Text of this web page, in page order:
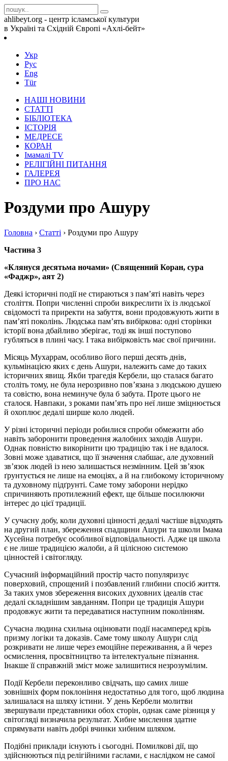
ahlibeyt.org - центр ісламської культури
в Україні та Східній Європі «Ахлі-бейт»
Укр
Рус
Eng
Tür
НАШІ НОВИНИ
СТАТТІ
БІБЛІОТЕКА
ІСТОРІЯ
МЕДРЕСЕ
КОРАН
Iмамалi TV
РЕЛІГІЙНІ ПИТАННЯ
ГАЛЕРЕЯ
ПРО НАС
Роздуми про Ашуру
Головна › Статті › Роздуми про Ашуру
Частина 3
«Клянуся десятьма ночами» (Священний Коран, сура
«Фаджр», аят 2)
Деякі історичні події не стираються з пам’яті навіть через
століття. Попри численні спроби викреслити їх із людської
свідомості та приректи на забуття, вони продовжують жити в
пам’яті поколінь. Людська пам’ять вибіркова: одні сторінки
історії вона дбайливо зберігає, тоді як інші поступово
губляться в плині часу. І така вибірковість має свої причини.
Місяць Мухаррам, особливо його перші десять днів,
кульмінацією яких є день Ашури, належить саме до таких
історичних явищ. Якби трагедія Кербели, що сталася багато
століть тому, не була нерозривно пов’язана з людською душею
та совістю, вона неминуче була б забута. Проте цього не
сталося. Навпаки, з роками пам’ять про неї лише зміцнюється
й охоплює дедалі ширше коло людей.
У різні історичні періоди робилися спроби обмежити або
навіть заборонити проведення жалобних заходів Ашури.
Однак повністю викорінити цю традицію так і не вдалося.
Зовні може здаватися, що її значення слабшає, але духовний
зв’язок людей із нею залишається незмінним. Цей зв’язок
ґрунтується не лише на емоціях, а й на глибокому історичному
та духовному підґрунті. Саме тому заборони нерідко
спричиняють протилежний ефект, ще більше посилюючи
інтерес до цієї традиції.
У сучасну добу, коли духовні цінності дедалі частіше відходять
на другий план, збереження спадщини Ашури та школи Імама
Хусейна потребує особливої відповідальності. Адже ця школа
є не лише традицією жалоби, а й цілісною системою
цінностей і світогляду.
Сучасний інформаційний простір часто популяризує
поверховий, спрощений і позбавлений глибини спосіб життя.
За таких умов збереження високих духовних ідеалів стає
дедалі складнішим завданням. Попри це традиція Ашури
продовжує жити та передаватися наступним поколінням.
Сучасна людина схильна оцінювати події насамперед крізь
призму логіки та доказів. Саме тому школу Ашури слід
розкривати не лише через емоційне переживання, а й через
осмислення, просвітництво та інтелектуальне пізнання.
Інакше її справжній зміст може залишитися незрозумілим.
Події Кербели переконливо свідчать, що самих лише
зовнішніх форм поклоніння недостатньо для того, щоб людина
залишалася на шляху істини. У день Кербели молитви
звершували представники обох сторін, однак саме різниця у
світогляді визначила результат. Хибне мислення здатне
спрямувати навіть добрі вчинки хибним шляхом.
Подібні приклади існують і сьогодні. Помилкові дії, що
здійснюються під релігійними гаслами, є наслідком не самої